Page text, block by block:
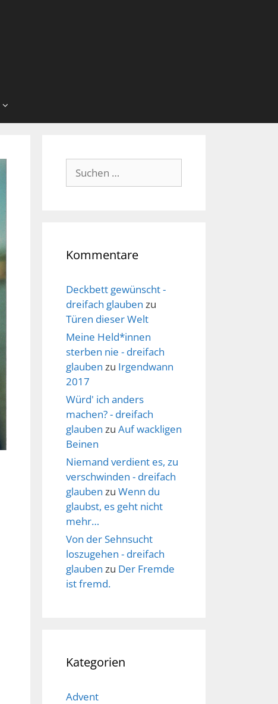
Suche
nach:
Kommentare
Deckbett gewünscht -
dreifach glauben zu
Türen dieser Welt
Meine Held*innen
sterben nie - dreifach
glauben zu Irgendwann
2017
Würd' ich anders
machen? - dreifach
glauben zu Auf wackligen
Beinen
Niemand verdient es, zu
verschwinden - dreifach
glauben zu Wenn du
glaubst, es geht nicht
mehr…
Von der Sehnsucht
loszugehen - dreifach
glauben zu Der Fremde
ist fremd.
Kategorien
Advent